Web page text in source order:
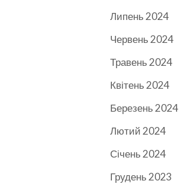
Липень 2024
Червень 2024
Травень 2024
Квітень 2024
Березень 2024
Лютий 2024
Січень 2024
Грудень 2023